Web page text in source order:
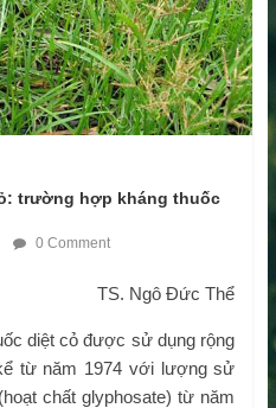
trường hợp kháng thuốc
0 Comment
TS. Ngô Đức Thể
diệt cỏ được sử dụng rộng
từ năm 1974 với lượng sử
chất glyphosate) từ năm